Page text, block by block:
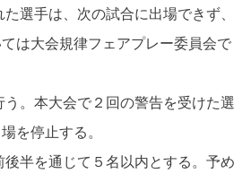
た選手は、次の試合に出場できず、
は大会規律フェアプレー委員会で
う。本大会で２回の警告を受けた選
を停止する。
後半を通じて５名以内とする。予め